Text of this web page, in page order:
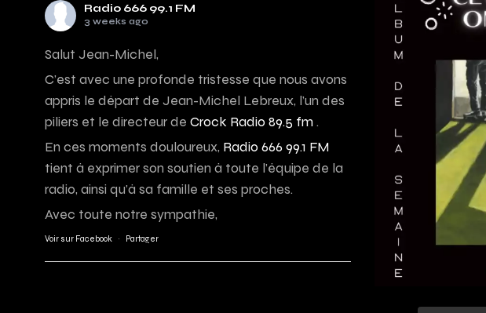
Radio 666 99.1 FM
3 weeks ago
Salut Jean-Michel,
C’est avec une profonde tristesse que nous avons
appris le départ de Jean-Michel Lebreux, l’un des
piliers et le directeur de Crock Radio 89.5 fm.
En ces moments douloureux, Radio 666 99.1 FM
tient à exprimer son soutien à toute l’équipe de la
radio, ainsi qu’à sa famille et ses proches.
Avec toute notre sympathie,
Voir sur Facebook · Partager